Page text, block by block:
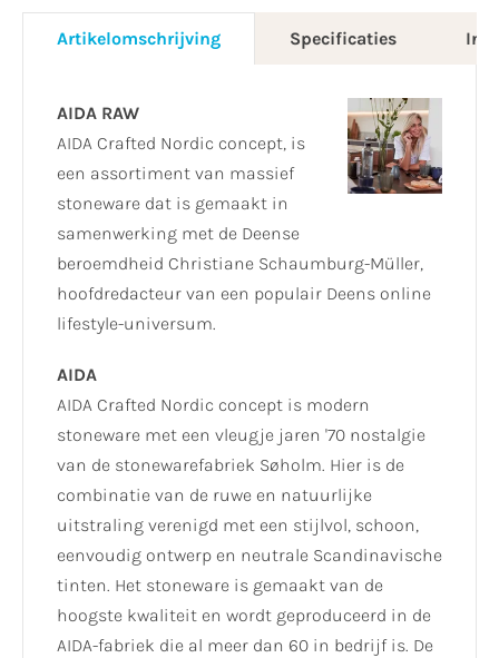
Artikelomschrijving Specificaties
AIDA RAW
AIDA Crafted Nordic concept, is
een assortiment van massief
stoneware dat is gemaakt in
samenwerking met de Deense
beroemdheid Christiane Schaumburg-Müller,
hoofdredacteur van een populair Deens online
lifestyle-universum.
AIDA
AIDA Crafted Nordic concept is modern
stoneware met een vleugje jaren '70 nostalgie
van de stonewarefabriek Søholm. Hier is de
combinatie van de ruwe en natuurlijke
uitstraling verenigd met een stijlvol, schoon,
eenvoudig ontwerp en neutrale Scandinavische
tinten. Het stoneware is gemaakt van de
hoogste kwaliteit en wordt geproduceerd in de
AIDA-fabriek die al meer dan 60 in bedrijf is. De